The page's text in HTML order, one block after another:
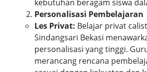
kebutuhan beragam siswa
Personalisasi Pembelajaran
Les Privat: Belajar privat
Sindangsari Bekasi
personalisasi yang tinggi.
merancang rencana